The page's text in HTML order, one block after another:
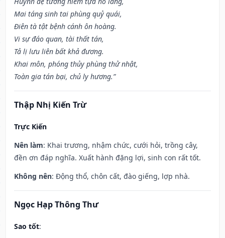
Mai táng sinh tai phùng quỷ quái,
Điên tà tật bệnh cánh ôn hoàng.
Vi sự đáo quan, tài thất tán,
Tả lị lưu liên bất khả đương.
Khai môn, phóng thủy phùng thử nhật,
Toàn gia tán bại, chủ ly hương.”
Thập Nhị Kiến Trừ
Trực Kiến
Nên làm: Khai trương, nhậm chức, cưới hỏi, trồng cây,
đền ơn đáp nghĩa. Xuất hành đặng lợi, sinh con rất tốt.
Không nên: Động thổ, chôn cất, đào giếng, lợp nhà.
Ngọc Hạp Thông Thư
Sao tốt: